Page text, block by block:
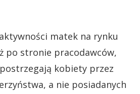
matek na rynku
po stronie pracodawców,
kobiety przez
a nie posiadanych